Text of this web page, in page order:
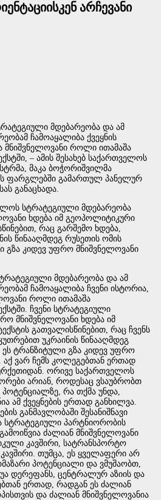
არჩევანი
მდებარეობა და ამ
ჩამოაყალიბა ქვეყნის
როლი ითამაშა
– ამის შესახებ საქართველოს
მაკა ბოჭორიშვილმა
ფარგლებში გამართულ პანელურ
განაცხადა.
სტრატეგიული მდებარეობა
ხდება იმ გეოპოლიტიკური
რაც გარშემო ხდება,
წინააღმდეგ რუსეთის ომის
გზა კიდევ უფრო მნიშვნელოვანი
მდებარეობა და ამ
ჩამოაყალიბა ჩვენი ისტორია,
როლი ითამაშა
ჩვენი სტრატეგიული
მნიშვნელოვანი ხდება იმ
გათვალისწინებით, რაც ჩვენს
უკრაინის წინააღმდეგ
ეს ტრანზიტული გზა კიდევ უფრო
აქ ვარ ჩემს კოლეგებთან ერთად
ორივე საქართველოს
არიან, როდესაც ვსაუბრობთ
რა თქმა უნდა,
ამ ქვეყნების ერთად განხილვა.
განმავლობაში შესანიშნავი
სტრატეგიული პარტნიორობის
ძალიან მნიშვნელოვანი
კავშირი, სატრანსპორტო
თუმცა, ეს ყველაფერი არ
პოტენციალი და ვმუშაობთ,
დერეფანს, ცენტრალურ აზიის და
ერთად, რადგან ეს ძალიან
და ძალიან მნიშვნელოვანია